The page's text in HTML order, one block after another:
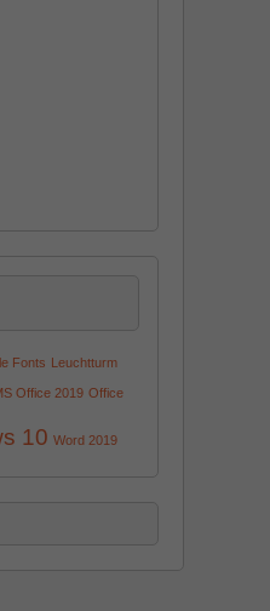
Fonts Leuchtturm
Office 2019 Office
10 Word 2019